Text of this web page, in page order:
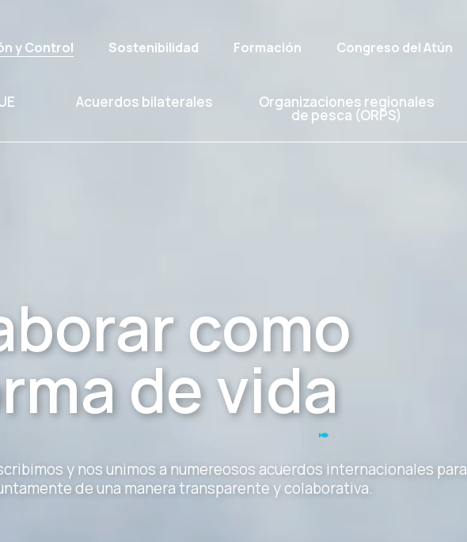
y Control Sostenibilidad Formación Congreso del Atún
Acuerdos bilaterales Organizaciones regionales
de pesca (ORPS)
como
de vida
y nos unimos a numereosos acuerdos internacionales para
de una manera transparente y colaborativa.